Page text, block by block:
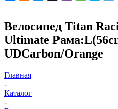
Велосипед Titan
Ultimate
UDCarbon/Orange
Главная
-
Каталог
-